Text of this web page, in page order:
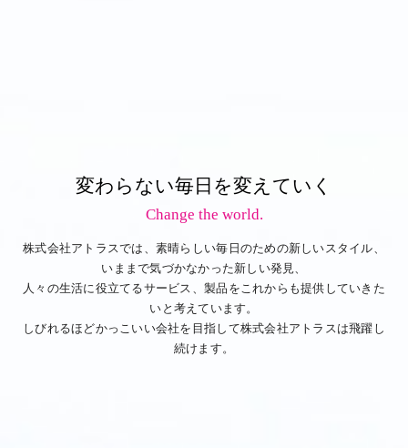
変わらない毎日を変えていく
Change the world.
株式会社アトラスでは、素晴らしい毎日のための新しいスタイル、
いままで気づかなかった新しい発見、
人々の生活に役立てるサービス、製品をこれからも提供していきた
いと考えています。
しびれるほどかっこいい会社を目指して株式会社アトラスは飛躍し
続けます。